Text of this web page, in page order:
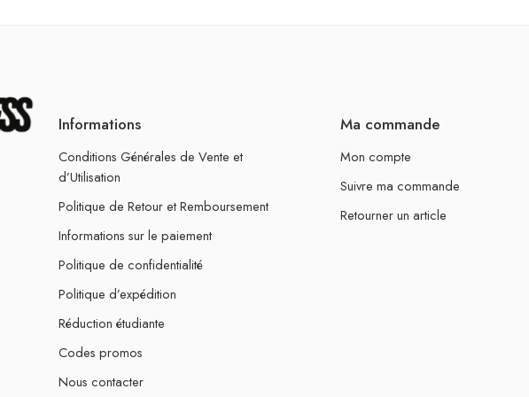
Informations
Conditions Générales de Vente et
d’Utilisation
Politique de Retour et Remboursement
Informations sur le paiement
Politique de confidentialité
Politique d’expédition
Réduction étudiante
Codes promos
Nous contacter
Ma commande
Mon compte
Suivre ma commande
Retourner un article